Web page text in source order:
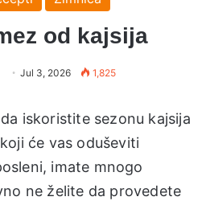
od kajsija
Jul 3, 2026 1,825
iskoristite sezonu kajsija
će vas oduševiti
imate mnogo
ne želite da provedete